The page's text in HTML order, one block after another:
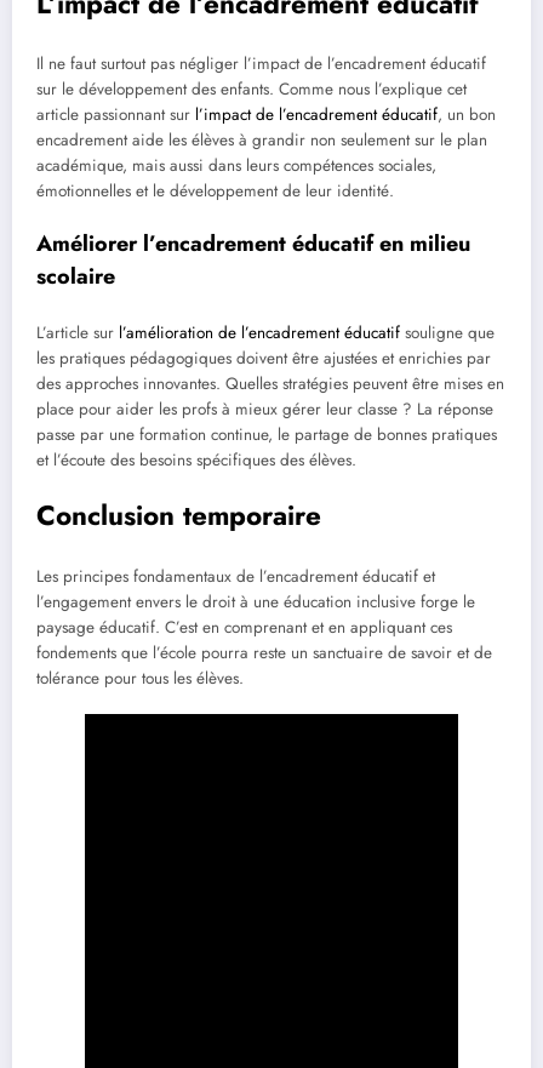
Il ne faut surtout pas négliger l’impact de l’encadrement éducatif
sur le développement des enfants. Comme nous l’explique cet
article passionnant sur l’impact de l’encadrement éducatif, un bon
encadrement aide les élèves à grandir non seulement sur le plan
académique, mais aussi dans leurs compétences sociales,
émotionnelles et le développement de leur identité.
Améliorer l’encadrement éducatif en milieu
scolaire
L’article sur l’amélioration de l’encadrement éducatif souligne que
les pratiques pédagogiques doivent être ajustées et enrichies par
des approches innovantes. Quelles stratégies peuvent être mises en
place pour aider les profs à mieux gérer leur classe ? La réponse
passe par une formation continue, le partage de bonnes pratiques
et l’écoute des besoins spécifiques des élèves.
Conclusion temporaire
Les principes fondamentaux de l’encadrement éducatif et
l’engagement envers le droit à une éducation inclusive forge le
paysage éducatif. C’est en comprenant et en appliquant ces
fondements que l’école pourra reste un sanctuaire de savoir et de
tolérance pour tous les élèves.